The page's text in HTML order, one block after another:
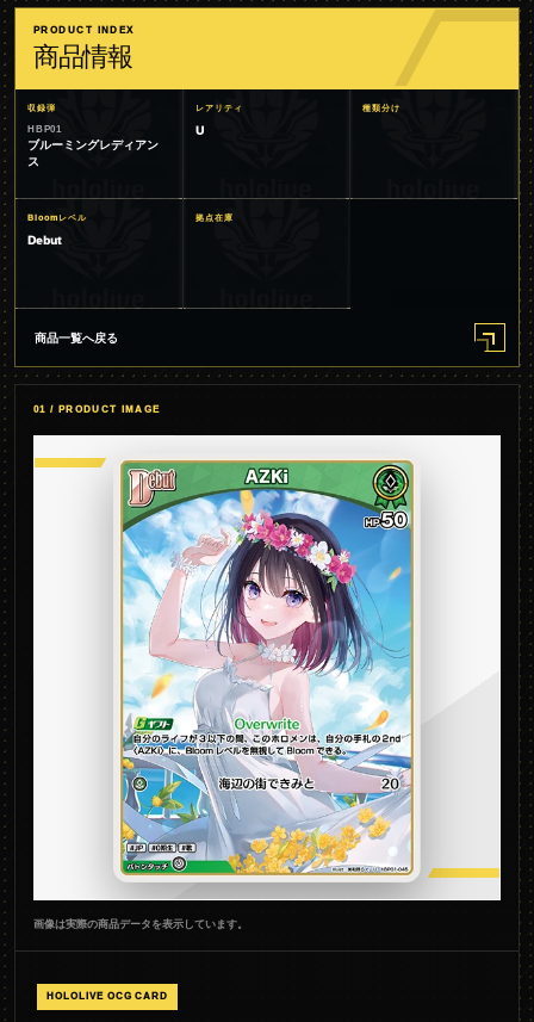
PRODUCT INDEX
商品情報
収録弾
HBP01
ブルーミングレディアン
ス
レアリティ
U
種類分け
Bloomレベル
Debut
拠点在庫
商品一覧へ戻る
01 / PRODUCT IMAGE
画像は実際の商品データを表示しています。
HOLOLIVE OCG CARD